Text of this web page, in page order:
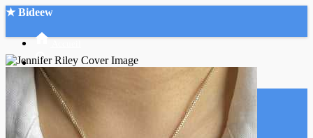
★ Bideew